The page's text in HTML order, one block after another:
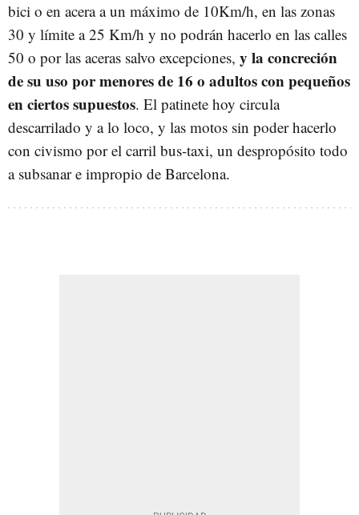
bici o en acera a un máximo de 10Km/h, en las zonas
30 y límite a 25 Km/h y no podrán hacerlo en las calles
50 o por las aceras salvo excepciones, y la concreción
de su uso por menores de 16 o adultos con pequeños
en ciertos supuestos. El patinete hoy circula
descarrilado y a lo loco, y las motos sin poder hacerlo
con civismo por el carril bus-taxi, un despropósito todo
a subsanar e impropio de Barcelona.